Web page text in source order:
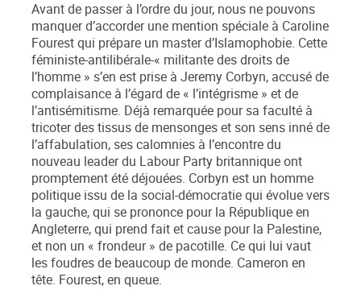
Avant de passer à l’ordre du jour, nous ne pouvons
manquer d’accorder une mention spéciale à Caroline
Fourest qui prépare un master d’Islamophobie. Cette
féministe-antilibérale-« militante des droits de
l’homme » s’en est prise à Jeremy Corbyn, accusé de
complaisance à l’égard de « l’intégrisme » et de
l’antisémitisme. Déjà remarquée pour sa faculté à
tricoter des tissus de mensonges et son sens inné de
l’affabulation, ses calomnies à l’encontre du
nouveau leader du Labour Party britannique ont
promptement été déjouées. Corbyn est un homme
politique issu de la social-démocratie qui évolue vers
la gauche, qui se prononce pour la République en
Angleterre, qui prend fait et cause pour la Palestine,
et non un « frondeur » de pacotille. Ce qui lui vaut
les foudres de beaucoup de monde. Cameron en
tête. Fourest, en queue.